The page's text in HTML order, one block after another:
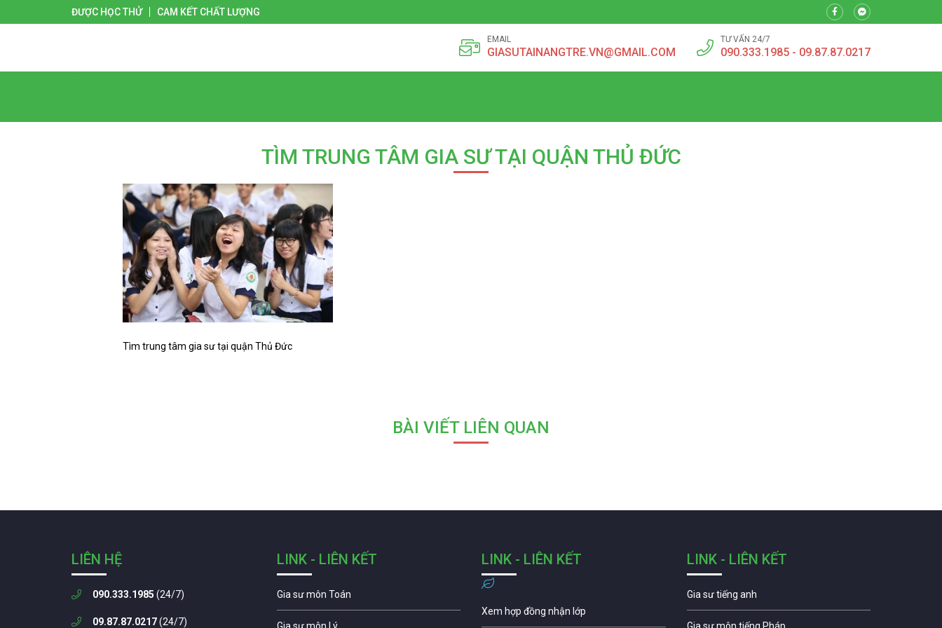
ĐƯỢC HỌC THỬ CAM KẾT CHẤT LƯỢNG
EMAIL
GIASUTAINANGTRE.VN@GMAIL.COM
TƯ VẤN 24/7
090.333.1985 - 09.87.87.0217
TÌM TRUNG TÂM GIA SƯ TẠI QUẬN THỦ ĐỨC
Tìm trung tâm gia sư tại quận Thủ Đức
BÀI VIẾT LIÊN QUAN
LIÊN HỆ
090.333.1985 (24/7)
09.87.87.0217(24/7)
LINK - LIÊN KẾT
Gia sư môn Toán
LINK - LIÊN KẾT
Xem hợp đồng nhận lớp
LINK - LIÊN KẾT
Gia sư tiếng anh